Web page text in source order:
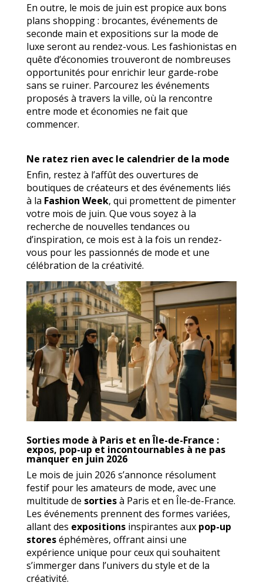
En outre, le mois de juin est propice aux bons
plans shopping : brocantes, événements de
seconde main et expositions sur la mode de
luxe seront au rendez-vous. Les fashionistas en
quête d’économies trouveront de nombreuses
opportunités pour enrichir leur garde-robe
sans se ruiner. Parcourez les événements
proposés à travers la ville, où la rencontre
entre mode et économies ne fait que
commencer.
Ne ratez rien avec le calendrier de la mode
Enfin, restez à l’affût des ouvertures de
boutiques de créateurs et des événements liés
à la Fashion Week, qui promettent de pimenter
votre mois de juin. Que vous soyez à la
recherche de nouvelles tendances ou
d’inspiration, ce mois est à la fois un rendez-
vous pour les passionnés de mode et une
célébration de la créativité.
Sorties mode à Paris et en Île-de-France :
expos, pop-up et incontournables à ne pas
manquer en juin 2026
Le mois de juin 2026 s’annonce résolument
festif pour les amateurs de mode, avec une
multitude de sortiesà Paris et en Île-de-France.
Les événements prennent des formes variées,
allant des expositionsinspirantes aux pop-up
storeséphémères, offrant ainsi une
expérience unique pour ceux qui souhaitent
s’immerger dans l’univers du style et de la
créativité.